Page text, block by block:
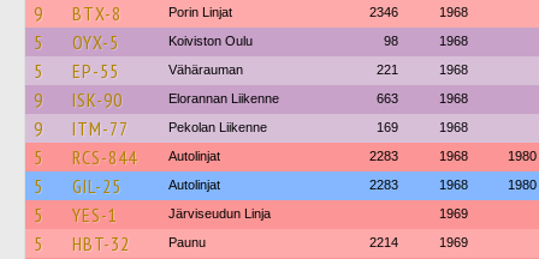
9 BTX-8 Porin Linjat 2346 1968
5 OYX-5 Koiviston Oulu 98 1968
5 EP-55 Vähärauman 221 1968
9 ISK-90 Elorannan Liikenne 663 1968
9 ITM-77 Pekolan Liikenne 169 1968
5 RCS-844 Autolinjat 2283 1968 1980
5 GIL-25 Autolinjat 2283 1968 1980
5 YES-1 Järviseudun Linja 1969
5 HBT-32 Paunu 2214 1969